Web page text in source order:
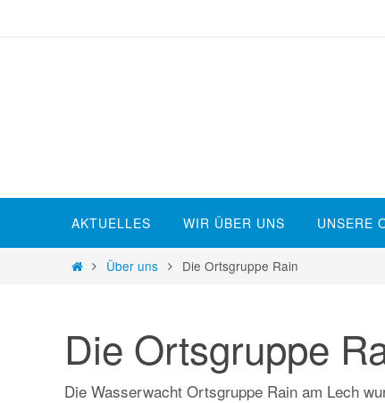
springen
AKTUELLES WIR ÜBER UNS UNSERE
StartÜber uns Die Ortsgruppe Rain
Die Ortsgruppe
Die Wasserwacht Ortsgruppe Rain am Lech